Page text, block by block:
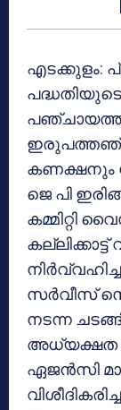
എടക്കുളം:
പദ്ധതിയുടെ
കണക്ഷനും
ജെ പി
കമ്മിറ്റി
സര്‍വീസ്
നടന്ന
അധ്യക്ഷത
ഏജന്‍സി